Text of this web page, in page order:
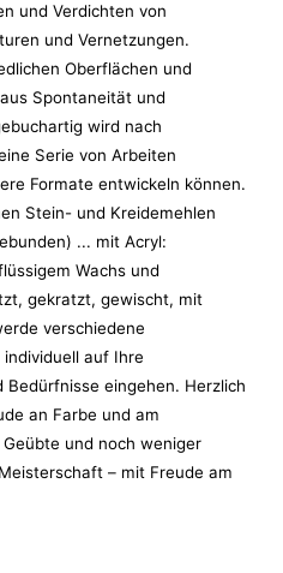
und Verdichten von
und Vernetzungen.
Oberflächen und
Spontaneität und
wird nach
Serie von Arbeiten
Formate entwickeln können.
Stein- und Kreidemehlen
... mit Acryl:
Wachs und
gekratzt, gewischt, mit
verschiedene
auf Ihre
Bedürfnisse eingehen. Herzlich
an Farbe und am
und noch weniger
– mit Freude am